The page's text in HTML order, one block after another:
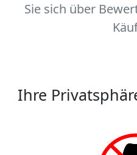
Sie sich über
Ihre